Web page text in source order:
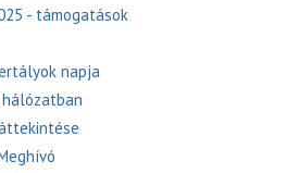
- támogatások
napja